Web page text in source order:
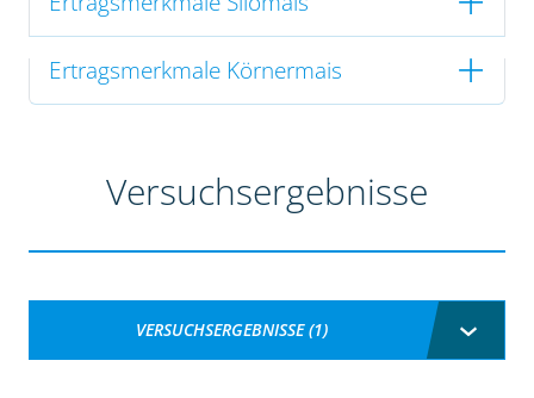
Ertragsmerkmale Körnermais
Versuchsergebnisse
VERSUCHSERGEBNISSE (1)